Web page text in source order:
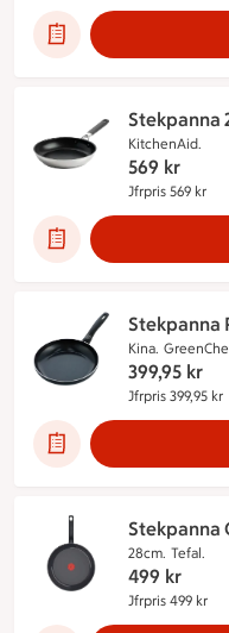
Stekpanna
KitchenAid.
569 kr
Jfrpris 569 kr
Stekpanna
Kina.
399,95 kr
Jfrpris 399,95 kr
Stekpanna
28cm. Tefal.
499 kr
Jfrpris 499 kr